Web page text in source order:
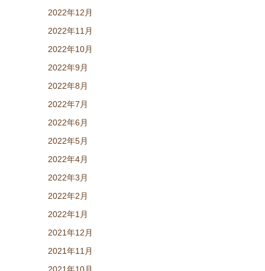
2022年12月
2022年11月
2022年10月
2022年9月
2022年8月
2022年7月
2022年6月
2022年5月
2022年4月
2022年3月
2022年2月
2022年1月
2021年12月
2021年11月